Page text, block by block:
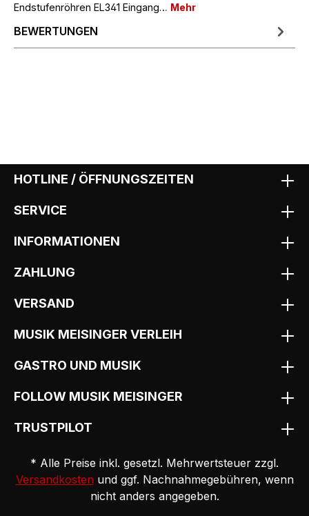
Endstufenröhren EL341 Eingang… Mehr
BEWERTUNGEN
HOTLINE / ÖFFNUNGSZEITEN
SERVICE
INFORMATIONEN
ZAHLUNG
VERSAND
MUSIK MEISINGER VERLEIH
GASTRO UND MUSIK
FOLLOW MUSIK MEISINGER
TRUSTPILOT
* Alle Preise inkl. gesetzl. Mehrwertsteuer zzgl.
Versandkosten und ggf. Nachnahmegebühren, wenn
nicht anders angegeben.